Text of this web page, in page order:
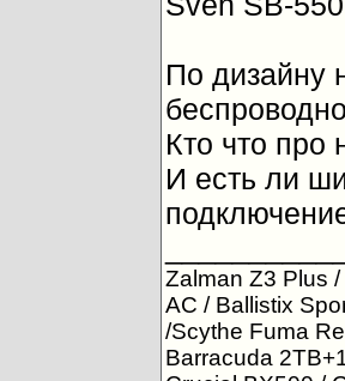
По дизайну
Кто что про
И есть ли
Zalman Z3 Plus
AC / Ballistix
/Scythe Fuma
Barracuda